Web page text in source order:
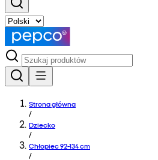
Strona główna
/
Dziecko
/
Chłopiec 92-134 cm
/